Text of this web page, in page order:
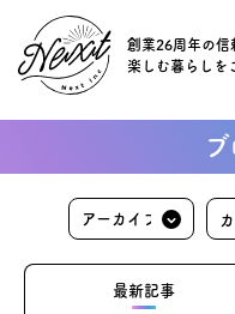
創業26周年の信
楽しむ暮らしを
住宅商品
イベント リ
最新記事